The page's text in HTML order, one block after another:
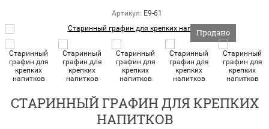
Артикул: E9-61
Продано
СТАРИННЫЙ ГРАФИН ДЛЯ КРЕПКИХ
НАПИТКОВ